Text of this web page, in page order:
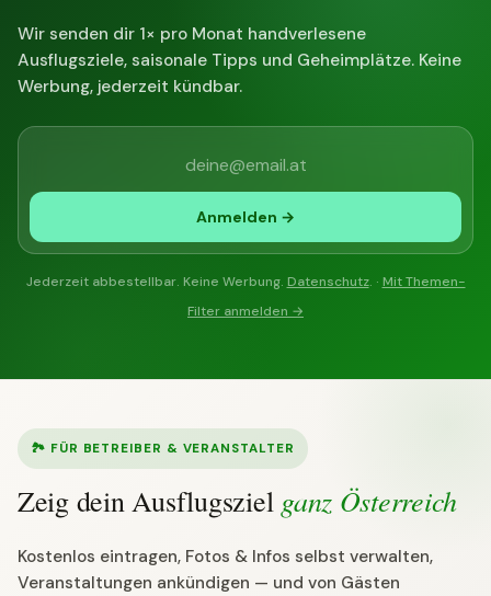
Wir senden dir 1× pro Monat handverlesene
Ausflugsziele, saisonale Tipps und Geheimplätze. Keine
Werbung, jederzeit kündbar.
Anmelden →
Jederzeit abbestellbar. Keine Werbung. Datenschutz. · Mit Themen-
Filter anmelden →
🏞 FÜR BETREIBER & VERANSTALTER
Zeig dein Ausflugsziel ganz Österreich
Kostenlos eintragen, Fotos & Infos selbst verwalten,
Veranstaltungen ankündigen — und von Gästen